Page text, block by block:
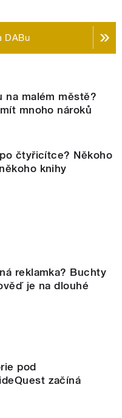
DABu
na malém městě?
mnoho nároků
čtyřicítce? Někoho
knihy
reklamka? Buchty
je na dlouhé
pod
začíná